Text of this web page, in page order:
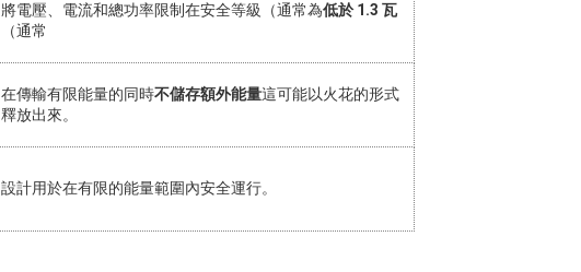
將電壓、電流和總功率限制在安全等級（通常為低於 1.3 瓦
（通常
在傳輸有限能量的同時不儲存額外能量這可能以火花的形式
釋放出來。
設計用於在有限的能量範圍內安全運行。